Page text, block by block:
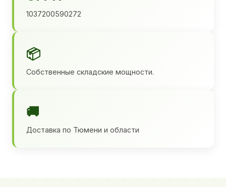
1037200590272
📦
Собственные складские мощности.
🚚
Доставка по Тюмени и области